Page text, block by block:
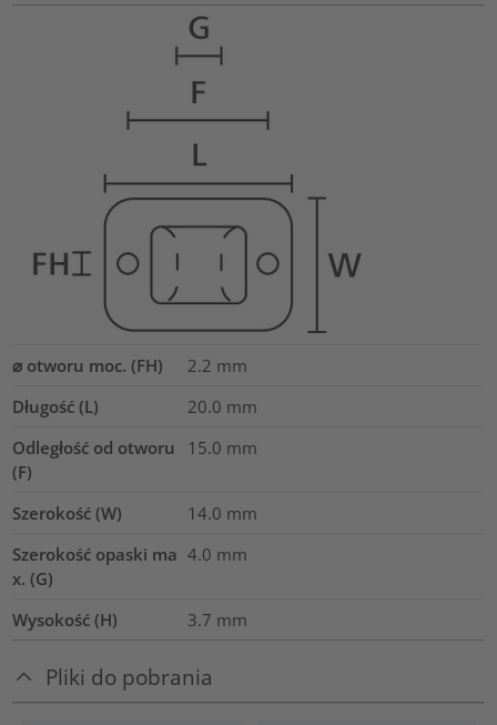
⌀ otworu moc. (FH)
2.2 mm
Długość (L)
20.0 mm
Odległość od otworu
(F)
15.0 mm
Szerokość (W) 14.0 mm
Szerokość opaski ma
x. (G)
4.0 mm
Wysokość (H) 3.7 mm
Pliki do pobrania